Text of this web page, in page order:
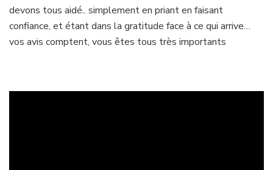
devons tous aidé.. simplement en priant en faisant
confiance, et étant dans la gratitude face à ce qui arrive…
vos avis comptent, vous êtes tous très importants